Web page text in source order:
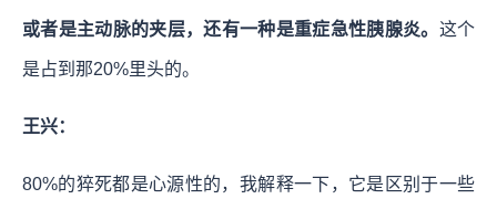
或者是主动脉的夹层，还有一种是重症急性胰腺炎。 这个
是占到那20%里头的。
王兴：
80%的猝死都是心源性的，我解释一下，它是区别于一些